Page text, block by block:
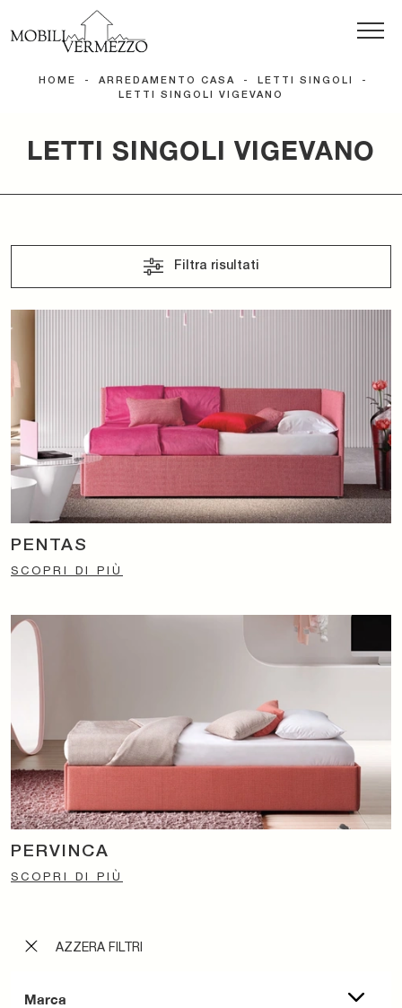
HOME - ARREDAMENTO CASA - LETTI SINGOLI
-
LETTI SINGOLI VIGEVANO
LETTI SINGOLI VIGEVANO
AZZERA FILTRI
Marca
Filtra risultati
PENTAS
SCOPRI DI PIÙ
PERVINCA
SCOPRI DI PIÙ